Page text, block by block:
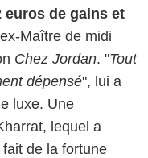
euros de gains et
Maître de midi
Chez Jordan. "Tout
dépensé", lui a
luxe. Une
lequel a
de la fortune